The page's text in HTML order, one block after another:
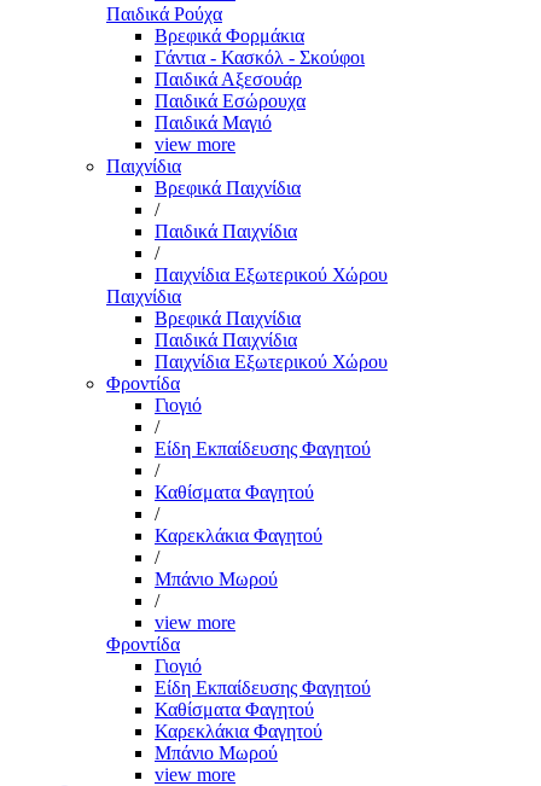
Παιδικά Ρούχα
Βρεφικά Φορμάκια
Γάντια - Κασκόλ - Σκούφοι
Παιδικά Αξεσουάρ
Παιδικά Εσώρουχα
Παιδικά Μαγιό
view more
Παιχνίδια
Βρεφικά Παιχνίδια
/
Παιδικά Παιχνίδια
/
Παιχνίδια Εξωτερικού Χώρου
Παιχνίδια
Βρεφικά Παιχνίδια
Παιδικά Παιχνίδια
Παιχνίδια Εξωτερικού Χώρου
Φροντίδα
Γιογιό
/
Είδη Εκπαίδευσης Φαγητού
/
Καθίσματα Φαγητού
/
Καρεκλάκια Φαγητού
/
Μπάνιο Μωρού
/
view more
Φροντίδα
Γιογιό
Είδη Εκπαίδευσης Φαγητού
Καθίσματα Φαγητού
Καρεκλάκια Φαγητού
Μπάνιο Μωρού
view more